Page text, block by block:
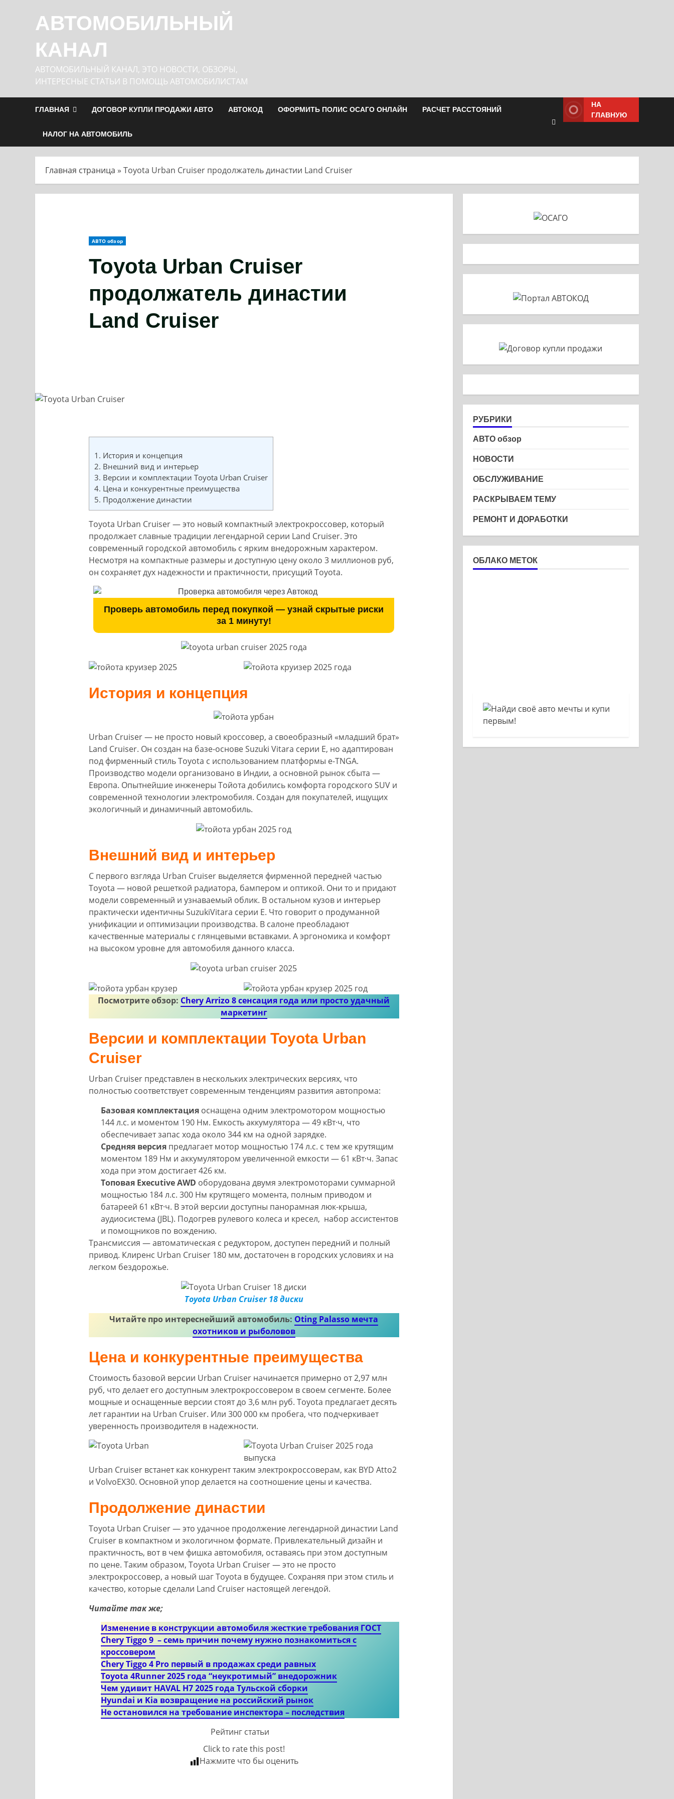
содержимомуАВТОМОБИЛЬНЫЙ
КАНАЛ
АВТОМОБИЛЬНЫЙ КАНАЛ, ЭТО НОВОСТИ, ОБЗОРЫ,
ИНТЕРЕСНЫЕ СТАТЬИ В ПОМОЩЬ АВТОМОБИЛИСТАМ
ГЛАВНАЯ ДОГОВОР КУПЛИ ПРОДАЖИ АВТО АВТОКОД ОФОРМИТЬ ПОЛИС ОСАГО ОНЛАЙН РАСЧЕТ РАССТОЯНИЙ
НАЛОГ НА АВТОМОБИЛЬ
НА
ГЛАВНУЮ
Главная страница » Toyota Urban Cruiser продолжатель династии Land Cruiser
АВТО обзор
Toyota Urban Cruiser
продолжатель династии
Land Cruiser
1. История и концепция
2. Внешний вид и интерьер
3. Версии и комплектации Toyota Urban Cruiser
4. Цена и конкурентные преимущества
5. Продолжение династии
Toyota Urban Cruiser — это новый компактный электрокроссовер, который
продолжает славные традиции легендарной серии Land Cruiser. Это
современный городской автомобиль с ярким внедорожным характером.
Несмотря на компактные размеры и доступную цену около 3 миллионов руб,
он сохраняет дух надежности и практичности, присущий Toyota.
Проверь автомобиль перед покупкой — узнай скрытые риски
за 1 минуту!
История и концепция
Urban Cruiser — не просто новый кроссовер, а своеобразный «младший брат»
Land Cruiser. Он создан на базе-основе Suzuki Vitara серии Е, но адаптирован
под фирменный стиль Toyota с использованием платформы e-TNGA.
Производство модели организовано в Индии, а основной рынок сбыта —
Европа. Опытнейшие инженеры Тойота добились комфорта городского SUV и
современной технологии электромобиля. Создан для покупателей, ищущих
экологичный и динамичный автомобиль.
Внешний вид и интерьер
С первого взгляда Urban Cruiser выделяется фирменной передней частью
Toyota — новой решеткой радиатора, бампером и оптикой. Они то и придают
модели современный и узнаваемый облик. В остальном кузов и интерьер
практически идентичны SuzukiVitara серии Е. Что говорит о продуманной
унификации и оптимизации производства. В салоне преобладают
качественные материалы с глянцевыми вставками. А эргономика и комфорт
на высоком уровне для автомобиля данного класса.
Посмотрите обзор: Chery Arrizo 8 сенсация года или просто удачный
маркетинг
Версии и комплектации Toyota Urban
Cruiser
Urban Cruiser представлен в нескольких электрических версиях, что
полностью соответствует современным тенденциям развития автопрома:
Базовая комплектацияоснащена одним электромотором мощностью
144 л.с. и моментом 190 Нм. Емкость аккумулятора — 49 кВт·ч, что
обеспечивает запас хода около 344 км на одной зарядке.
Средняя версияпредлагает мотор мощностью 174 л.с. с тем же крутящим
моментом 189 Нм и аккумулятором увеличенной емкости — 61 кВт·ч. Запас
хода при этом достигает 426 км.
Топовая Executive AWD оборудована двумя электромоторами суммарной
мощностью 184 л.с. 300 Нм крутящего момента, полным приводом и
батареей 61 кВт·ч. В этой версии доступны панорамная люк-крыша,
аудиосистема (JBL). Подогрев рулевого колеса и кресел, набор ассистентов
и помощников по вождению.
Трансмиссия — автоматическая с редуктором, доступен передний и полный
привод. Клиренс Urban Cruiser 180 мм, достаточен в городских условиях и на
легком бездорожье.
Toyota Urban Cruiser 18 диски
Читайте про интереснейший автомобиль: Oting Palasso мечта
охотников и рыболовов
Цена и конкурентные преимущества
Стоимость базовой версии Urban Cruiser начинается примерно от 2,97 млн
руб, что делает его доступным электрокроссовером в своем сегменте. Более
мощные и оснащенные версии стоят до 3,6 млн руб. Toyota предлагает десять
лет гарантии на Urban Cruiser. Или 300 000 км пробега, что подчеркивает
уверенность производителя в надежности.
Urban Cruiser встанет как конкурент таким электрокроссоверам, как BYD Atto2
и VolvoEX30. Основной упор делается на соотношение цены и качества.
Продолжение династии
Toyota Urban Cruiser — это удачное продолжение легендарной династии Land
Cruiser в компактном и экологичном формате. Привлекательный дизайн и
практичность, вот в чем фишка автомобиля, оставаясь при этом доступным
по цене. Таким образом, Toyota Urban Cruiser — это не просто
электрокроссовер, а новый шаг Toyota в будущее. Сохраняя при этом стиль и
качество, которые сделали Land Cruiser настоящей легендой.
Читайте так же;
Изменение в конструкции автомобиля жесткие требования ГОСТ
Chery Tiggo 9 – семь причин почему нужно познакомиться с
кроссовером
Chery Tiggo 4 Pro первый в продажах среди равных
Toyota 4Runner 2025 года “неукротимый” внедорожник
Чем удивит HAVAL H7 2025 года Тульской сборки
Hyundai и Kia возвращение на российский рынок
Не остановился на требование инспектора – последствия
Рейтинг статьи
Click to rate this post!
Нажмите что бы оценить
РУБРИКИ
АВТО обзор
НОВОСТИ
ОБСЛУЖИВАНИЕ
РАСКРЫВАЕМ ТЕМУ
РЕМОНТ И ДОРАБОТКИ
ОБЛАКО МЕТОК